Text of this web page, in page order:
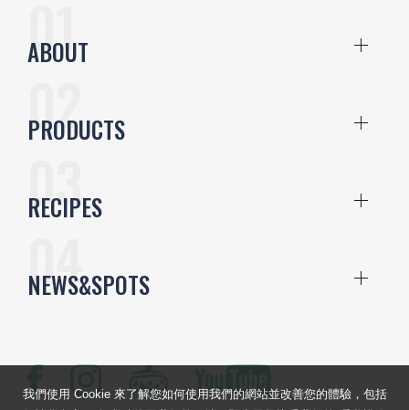
ABOUT
PRODUCTS
RECIPES
NEWS&SPOTS
我們使用 Cookie 來了解您如何使用我們的網站並改善您的體驗，包括